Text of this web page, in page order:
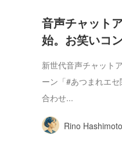
音声チャット
始。お笑いコ
新世代音声チャット
ーン「#あつまれエ
合わせ...
Rino Hashimoto